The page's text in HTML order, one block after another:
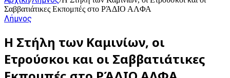
Σαββατιάτικες Εκπομπές στο ΡΆΔΙΟ ΑΛΦΑ
Λήμνος
Η Στήλη των Καμινίων, οι
Ετρούσκοι και οι Σαββατιάτικες